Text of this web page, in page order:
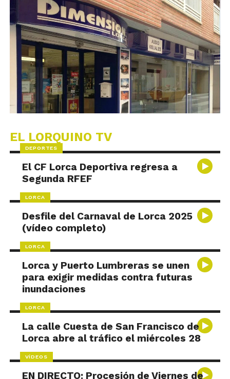
EL LORQUINO TV
DEPORTES
El CF Lorca Deportiva regresa a
Segunda RFEF
LORCA
Desfile del Carnaval de Lorca 2025
(vídeo completo)
LORCA
Lorca y Puerto Lumbreras se unen
para exigir medidas contra futuras
inundaciones
LORCA
La calle Cuesta de San Francisco de
Lorca abre al tráfico el miércoles 28
VÍDEOS
EN DIRECTO: Procesión de Viernes de